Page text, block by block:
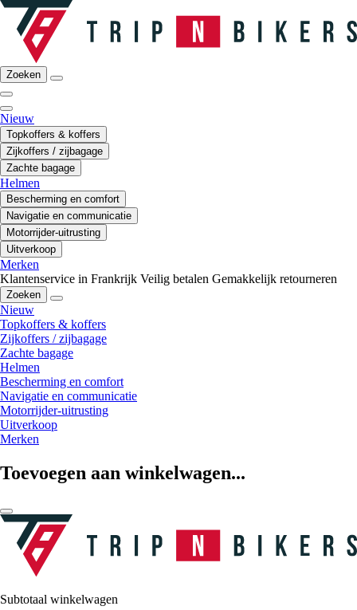
Zoeken
Nieuw
Topkoffers & koffers
Zijkoffers / zijbagage
Zachte bagage
Helmen
Bescherming en comfort
Navigatie en communicatie
Motorrijder-uitrusting
Uitverkoop
Merken
Klantenservice in Frankrijk Veilig betalen Gemakkelijk retourneren
Zoeken
Nieuw
Topkoffers & koffers
Zijkoffers / zijbagage
Zachte bagage
Helmen
Bescherming en comfort
Navigatie en communicatie
Motorrijder-uitrusting
Uitverkoop
Merken
Toevoegen aan winkelwagen...
Subtotaal winkelwagen